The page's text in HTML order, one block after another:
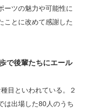
ーツの魅力や可能性に
ことに改めて感謝した
で後輩たちにエール
目といわれている。２
は出場した80人のうち